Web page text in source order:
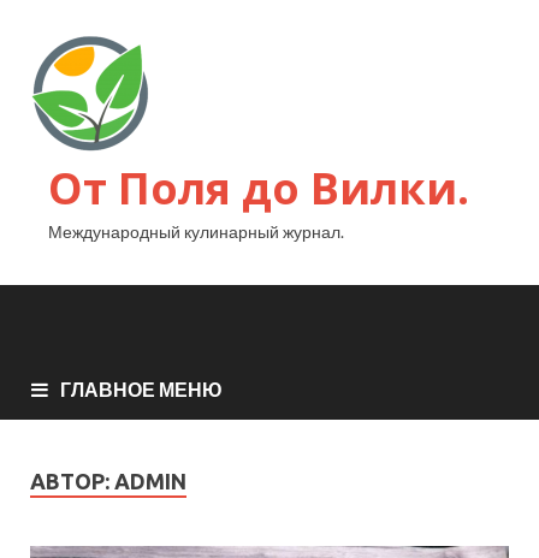
От Поля до Вилки.
Международный кулинарный журнал.
ГЛАВНОЕ МЕНЮ
АВТОР: ADMIN